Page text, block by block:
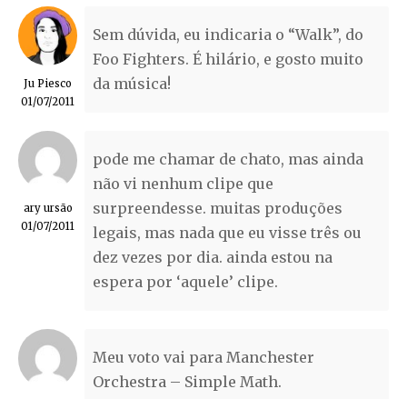
Ju Piesco
01/07/2011
Sem dúvida, eu indicaria o “Walk”, do
Foo Fighters. É hilário, e gosto muito
da música!
ary ursão
01/07/2011
pode me chamar de chato, mas ainda
não vi nenhum clipe que
surpreendesse. muitas produções
legais, mas nada que eu visse três ou
dez vezes por dia. ainda estou na
espera por ‘aquele’ clipe.
Meu voto vai para Manchester
Orchestra – Simple Math.